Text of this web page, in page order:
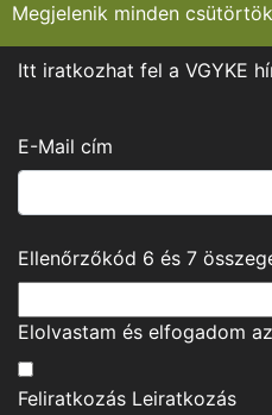
Megjelenik minden
Itt iratkozhat fel a VGYKE
E-Mail cím
Ellenőrzőkód 6 és 7
Elolvastam és elfogadom az
Feliratkozás Leiratkozás